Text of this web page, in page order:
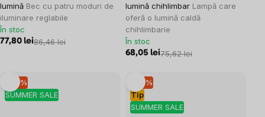
lumină Bec cu patru moduri de
iluminare reglabile
În stoc
77,80 lei86,46 lei
lumină chihlimbar Lampă care
oferă o lumină caldă
chihlimbarie
În stoc
68,05 lei75,62 lei
SUMMER SALE
–10 %
Tip
SUMMER SALE
–10 %